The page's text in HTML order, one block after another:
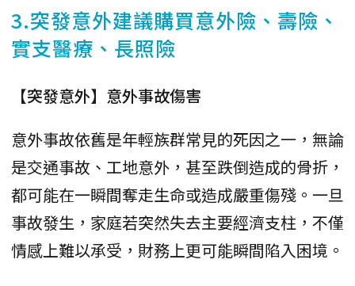
3.突發意外建議購買意外險、壽險、
實支醫療、長照險
【突發意外】意外事故傷害
意外事故依舊是年輕族群常見的死因之一，無論
是交通事故、工地意外，甚至跌倒造成的骨折，
都可能在一瞬間奪走生命或造成嚴重傷殘。一旦
事故發生，家庭若突然失去主要經濟支柱，不僅
情感上難以承受，財務上更可能瞬間陷入困境。